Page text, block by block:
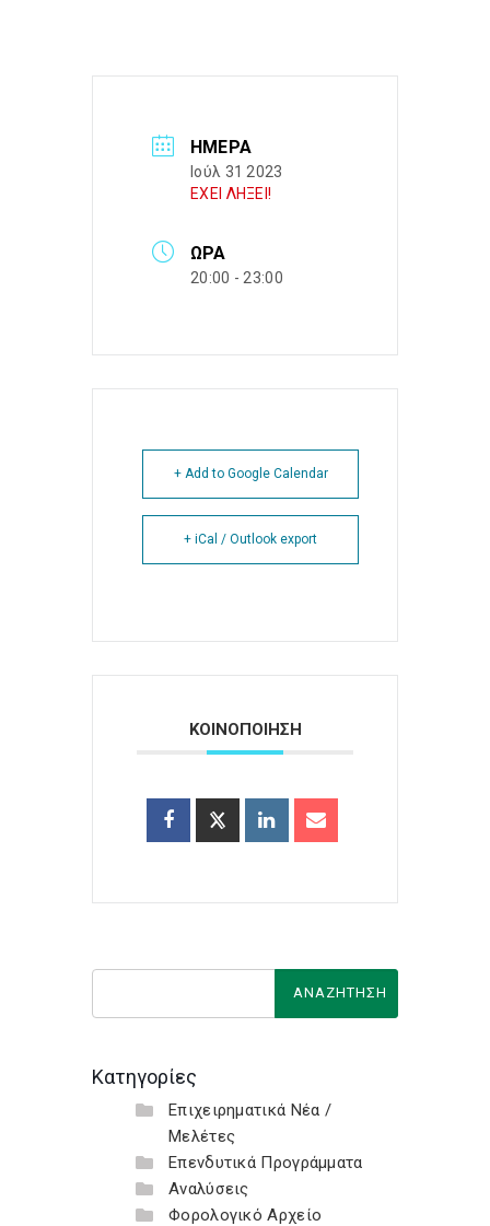
ΗΜΈΡΑ
Ιούλ 31 2023
ΕΧΕΙ ΛΗΞΕΙ!
ΏΡΑ
20:00 - 23:00
+ Add to Google Calendar
+ iCal / Outlook export
ΚΟΙΝΟΠΟΙΗΣΗ
Κατηγορίες
Επιχειρηματικά Νέα /
Μελέτες
Επενδυτικά Προγράμματα
Αναλύσεις
Φορολογικό Αρχείο